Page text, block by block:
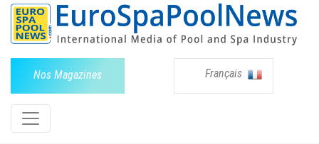
Nos Magazines Français